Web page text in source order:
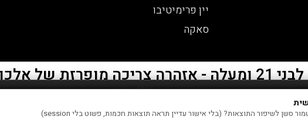
לבריאות
יין פרימיטיבו
סאקה
סטטיסטיים, שיפור חוויית המשתמש והתוכן המוצג באתר.